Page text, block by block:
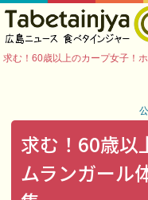
求む！60歳以上のカープ女子！
求む！60歳以
ムランガール